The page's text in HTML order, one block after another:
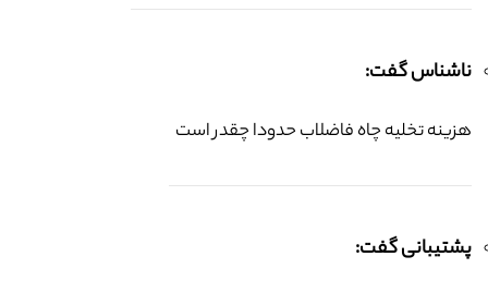
ناشناس گفت:
هزینه تخلیه چاه فاضلاب حدودا چقدر است
پشتیبانی گفت: